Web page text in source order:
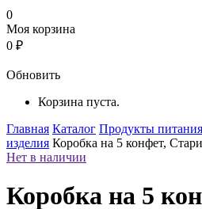
0
Моя корзина
0 ₽
Обновить
Корзина пуста.
Главная Каталог Продукты питания
изделия Коробка на 5 конфет,
Нет в наличии
Коробка на 5